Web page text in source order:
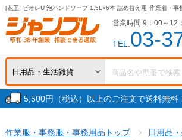
[花王] ビオレU 泡ハンドソープ 1.5L×6本 詰め替え用 作業着・事
営業時間 9：00～12
TEL.03-
5,500円（税込）以上のご注文で送料無
作業服・事務服・事務用品トップ 日用品